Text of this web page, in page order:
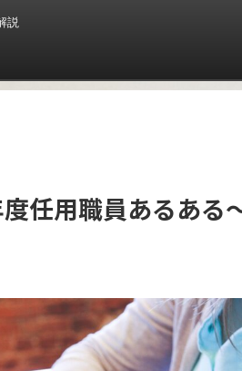
説
度任用職員あるある